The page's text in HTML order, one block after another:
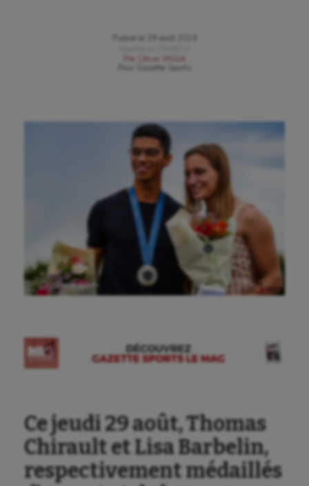
Publié le
29 août 2024
Par
César Willot
Gazette Sports
Ⓒ Gazette Sports
Ce jeudi 29 août, Thomas
Chirault et Lisa Barbelin,
respectivement médaillés